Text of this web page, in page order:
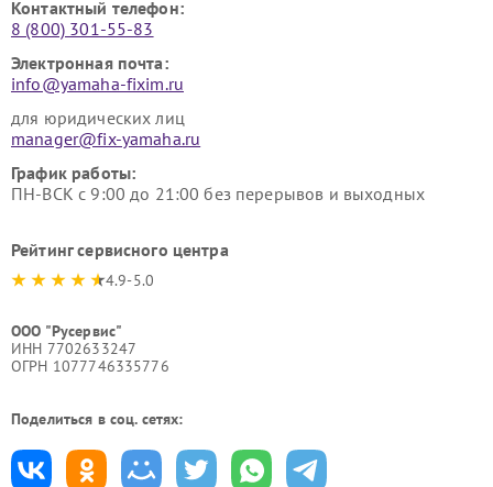
Контактный телефон:
8 (800) 301-55-83
Электронная почта:
info@yamaha-fixim.ru
для юридических лиц
manager@fix-yamaha.ru
График работы:
ПН-ВСК с 9:00 до 21:00 без перерывов и выходных
Рейтинг сервисного центра
4.9-5.0
ООО "Русервис"
ИНН 7702633247
ОГРН 1077746335776
Поделиться в соц. сетях: